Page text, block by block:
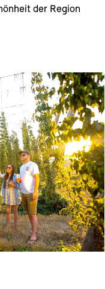
der Region